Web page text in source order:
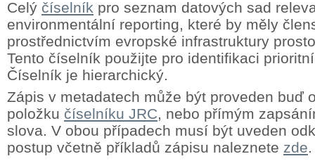
Celý číselník pro seznam datových sad
environmentální reporting, které by měly
prostřednictvím evropské infrastruktury
Tento číselník použijte pro identifikaci
Číselník je hierarchický.
Zápis v metadatech může být proveden buď
položku číselníku JRC, nebo přímým
slova. V obou případech musí být uveden
postup včetně příkladů zápisu naleznete zde.